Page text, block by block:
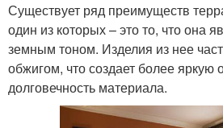
Существует ряд преимуществ
один из которых – это то, что она
земным тоном. Изделия из нее
обжигом, что создает более яркую
долговечность материала.